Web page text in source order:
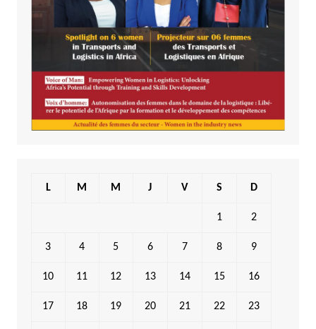
L M M J V S D
1 2
3 4 5 6 7 8 9
10 11 12 13 14 15 16
17 18 19 20 21 22 23